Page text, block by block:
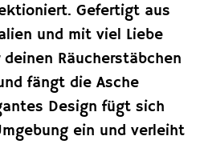
Gefertigt aus
und mit viel Liebe
Räucherstäbchen
fängt die Asche
Design fügt sich
ein und verleiht